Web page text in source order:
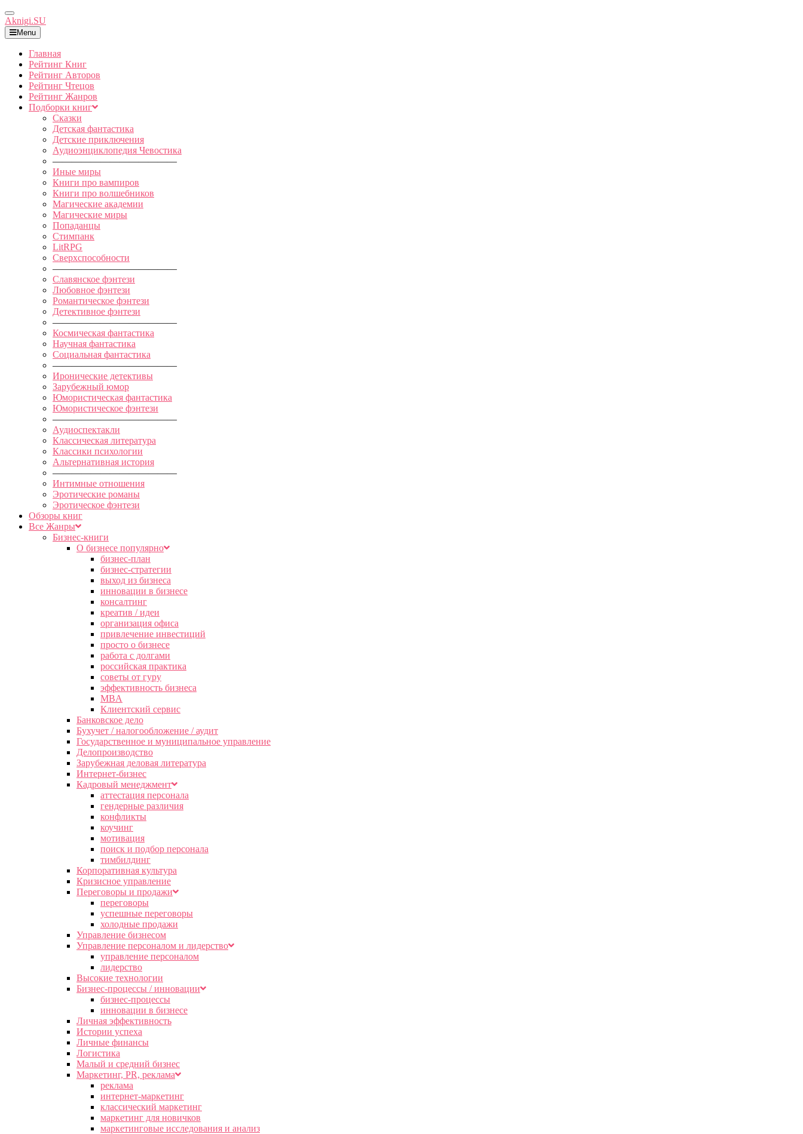
Toggle
Navigation
Aknigi.SU
Menu
Главная
Рейтинг Книг
Рейтинг Авторов
Рейтинг Чтецов
Рейтинг Жанров
Подборки книг
Сказки
Детская фантастика
Детские приключения
Аудиоэнциклопедия Чевостика
—————————————
Иные миры
Книги про вампиров
Книги про волшебников
Магические академии
Магические миры
Попаданцы
Стимпанк
LitRPG
Сверхспособности
—————————————
Славянское фэнтези
Любовное фэнтези
Романтическое фэнтези
Детективное фэнтези
—————————————
Космическая фантастика
Научная фантастика
Социальная фантастика
—————————————
Иронические детективы
Зарубежный юмор
Юмористическая фантастика
Юмористическое фэнтези
—————————————
Аудиоспектакли
Классическая литература
Классики психологии
Альтернативная история
—————————————
Интимные отношения
Эротические романы
Эротическое фэнтези
Обзоры книг
Все Жанры
Бизнес-книги
О бизнесе популярно
бизнес-план
бизнес-стратегии
выход из бизнеса
инновации в бизнесе
консалтинг
креатив / идеи
организация офиса
привлечение инвестиций
просто о бизнесе
работа с долгами
российская практика
советы от гуру
эффективность бизнеса
MBA
Клиентский сервис
Банковское дело
Бухучет / налогообложение / аудит
Государственное и муниципальное управление
Делопроизводство
Зарубежная деловая литература
Интернет-бизнес
Кадровый менеджмент
аттестация персонала
гендерные различия
конфликты
коучинг
мотивация
поиск и подбор персонала
тимбилдинг
Корпоративная культура
Кризисное управление
Переговоры и продажи
переговоры
успешные переговоры
холодные продажи
Управление бизнесом
Управление персоналом и лидерство
управление персоналом
лидерство
Высокие технологии
Бизнес-процессы / инновации
бизнес-процессы
инновации в бизнесе
Личная эффективность
Истории успеха
Личные финансы
Логистика
Малый и средний бизнес
Маркетинг, PR, реклама
реклама
интернет-маркетинг
классический маркетинг
маркетинг для новичков
маркетинговые исследования и анализ